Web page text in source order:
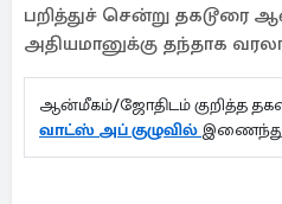
பறித்துச் சென்று
அதியமானுக்கு தந்தாக
ஆன்மீகம்/ஜோதிடம் குறித்த
வாட்ஸ் அப் குழுவில்